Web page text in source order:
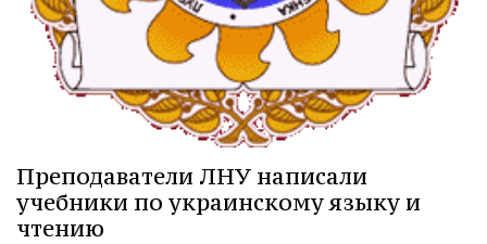
Преподаватели ЛНУ написали
учебники по украинскому языку и
чтению